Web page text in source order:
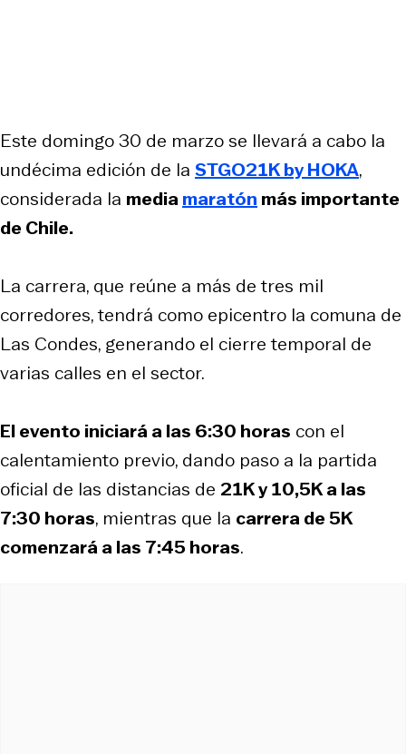
Este domingo 30 de marzo se llevará a cabo la
undécima edición de la STGO21K by HOKA,
considerada la mediamaratón más importante
de Chile.
La carrera, que reúne a más de tres mil
corredores, tendrá como epicentro la comuna de
Las Condes, generando el cierre temporal de
varias calles en el sector.
El evento iniciará a las 6:30 horas con el
calentamiento previo, dando paso a la partida
oficial de las distancias de 21K y 10,5K a las
7:30 horas, mientras que la carrera de 5K
comenzará a las 7:45 horas.